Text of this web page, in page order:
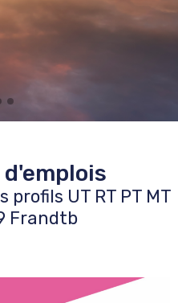
profils UT RT PT MT
Frandtb